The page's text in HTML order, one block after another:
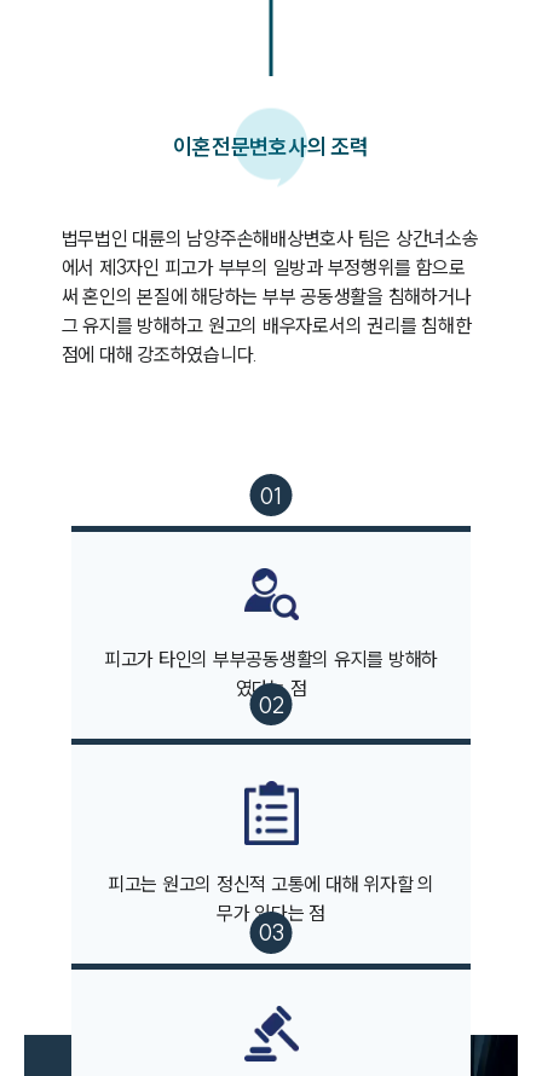
부소개
부소개
대륜의 강점
글로벌 파트너 로펌
고객의 소리
통합검색
AI대륜
업무사례
이혼전문변호사의 조력
법무법인 대륜의 남양주손해배상변호사 팀은 상간녀소송
에서 제3자인 피고가 부부의 일방과 부정행위를 함으로
써 혼인의 본질에 해당하는 부부 공동생활을 침해하거나
그 유지를 방해하고 원고의 배우자로서의 권리를 침해한
점에 대해 강조하였습니다.
피고가 타인의 부부공동생활의 유지를 방해하
였다는 점
피고는 원고의 정신적 고통에 대해 위자할 의
무가 있다는 점